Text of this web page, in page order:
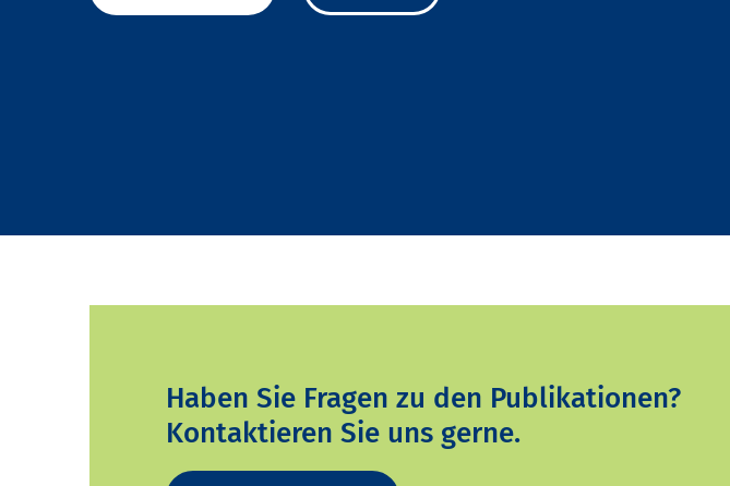
Haben Sie Fragen zu den Publikationen?
Kontaktieren Sie uns gerne.